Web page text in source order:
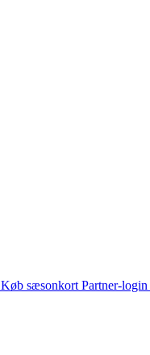
Køb sæsonkort Partner-login